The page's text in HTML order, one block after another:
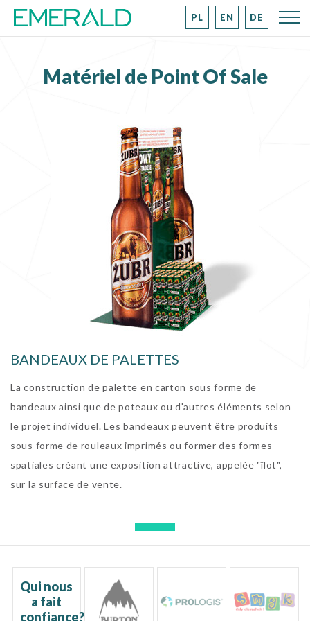
PL EN DE
Matériel de Point Of Sale
BANDEAUX DE PALETTES
La construction de palette en carton sous forme de
bandeaux ainsi que de poteaux ou d'autres éléments selon
le projet individuel. Les bandeaux peuvent être produits
sous forme de rouleaux imprimés ou former des formes
spatiales créant une exposition attractive, appelée "îlot",
sur la surface de vente.
Qui nous
a fait
confiance?